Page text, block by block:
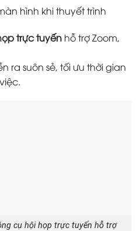
hình khi thuyết trình
trực tuyếnhỗ trợ Zoom,
ra suôn sẻ, tối ưu thời gian
cụ hội họp trực tuyến hỗ trợ